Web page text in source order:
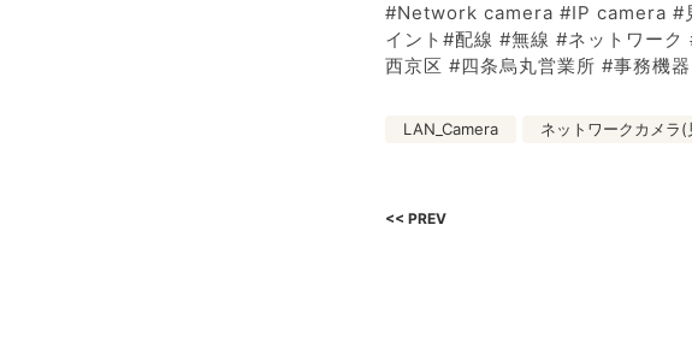
#Network camera #IP camera #
イント#配線 #無線 #ネットワー
西京区 #四条烏丸営業所 #事務機器
LAN_Camera ネットワークカメラ
<< PREV